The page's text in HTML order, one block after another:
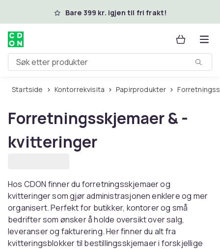
Hopp til hovedinnholdBare 399 kr. igjen til fri frakt!
Søk etter produkter
Startside Kontorrekvisita Papirprodukter
Forretningsskjemaer & -
kvitteringer
Hos CDON finner du forretningsskjemaer og
kvitteringer som gjør administrasjonen enklere og mer
organisert. Perfekt for butikker, kontorer og små
bedrifter som ønsker å holde oversikt over salg,
leveranser og fakturering. Her finner du alt fra
kvitteringsblokker til bestillingsskjemaer i forskjellige